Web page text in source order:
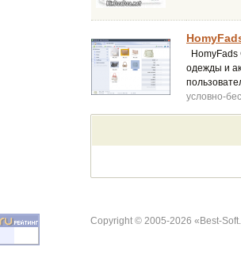
HomyFads
одежды и
условно-
Copyright © 2005-2026 «Best-